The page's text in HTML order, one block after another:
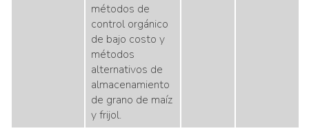
métodos de
control orgánico
de bajo costo y
métodos
alternativos de
almacenamiento
de grano de maíz
y frijol.